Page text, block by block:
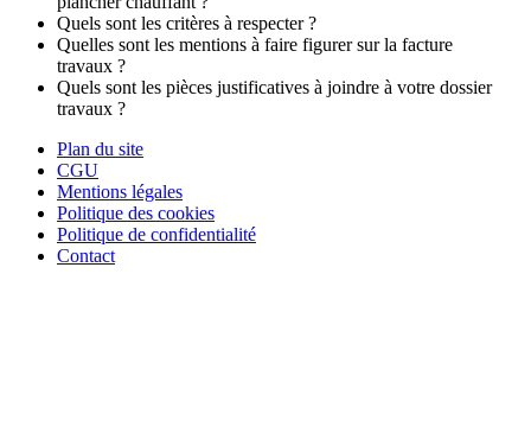
Quels sont les critères à respecter ?
Quelles sont les mentions à faire figurer sur la facture
travaux ?
Quels sont les pièces justificatives à joindre à votre dossier
travaux ?
Plan du site
CGU
Mentions légales
Politique des cookies
Politique de confidentialité
Contact